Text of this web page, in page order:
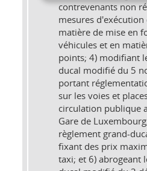
contrevenants non
mesures
matière de mise en
véhicules et en
points; 4) modifiant
ducal modifié du 5
portant
sur les voies et
circulation publique
Gare de
règlement grand-
fixant des prix
taxi; et 6) abrogeant